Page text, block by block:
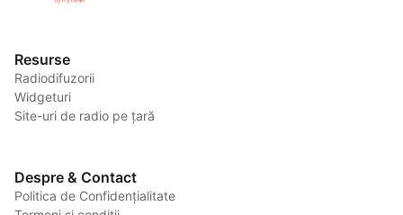
Resurse
Radiodifuzorii
Widgeturi
Site-uri de radio pe țară
Despre & Contact
Politica de Confidențialitate